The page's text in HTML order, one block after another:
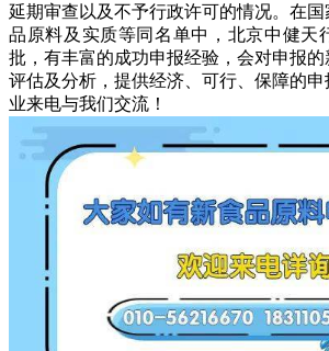
延期审查以及不予行政许可的情况。在
品原料及实质等同名单中，北京中健天
批，有丰富的成功申报经验，会对申报
评估及分析，提供经济、可行、保障的
业来电与我们交流！